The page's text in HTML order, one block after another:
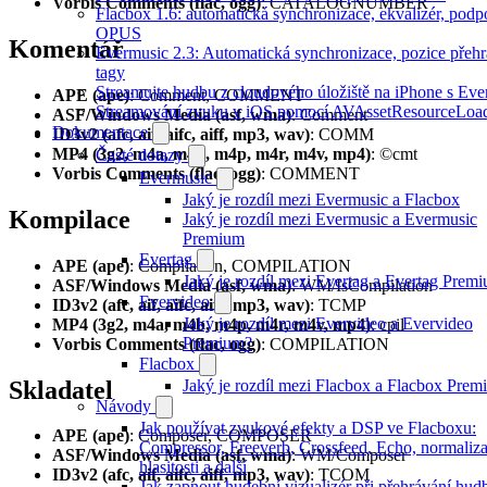
Flacbox 1.6: automatická synchronizace, ekvalizér,
OPUS
Evermusic 2.3: Automatická synchronizace, pozice
tagy
Streamujte hudbu z cloudového úložiště na iPhone s
Streamování zvuku v iOS pomocí
Dokumentace
Časté dotazy
Evermusic
Jaký je rozdíl mezi Evermusic a Flacbox
Jaký je rozdíl mezi Evermusic a Evermusic
Premium
Evertag
Jaký je rozdíl mezi Evertag a Evertag
Evervideo
Jaký je rozdíl mezi Evervideo a Evervideo
Premium?
Flacbox
Jaký je rozdíl mezi Flacbox a Flacbox
Návody
Jak používat zvukové efekty a DSP ve Flacboxu:
Compressor, Freeverb, Crossfeed, Echo,
hlasitosti a další
Komentář
APE (ape): Comment, COMMENT
ASF/Windows Media (asf, wma): Comment
ID3v2 (afc, aif, aifc, aiff, mp3, wav): COMM
MP4 (3g2, m4a, m4b, m4p, m4r, m4v, mp4): ©cmt
Vorbis Comments (flac, ogg): COMMENT
Kompilace
APE (ape): Compilation, COMPILATION
ASF/Windows Media (asf, wma): WM/IsCompilation
ID3v2 (afc, aif, aifc, aiff, mp3, wav): TCMP
MP4 (3g2, m4a, m4b, m4p, m4r, m4v, mp4): cpil
Vorbis Comments (flac, ogg): COMPILATION
Skladatel
APE (ape): Composer, COMPOSER
ASF/Windows Media (asf, wma): WM/Composer
ID3v2 (afc, aif, aifc, aiff, mp3, wav): TCOM